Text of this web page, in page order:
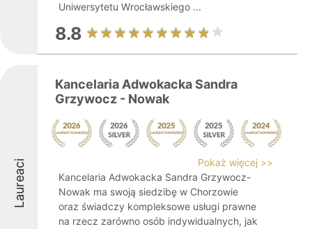
Uniwersytetu Wrocławskiego ...
8.8
Laureaci
Kancelaria Adwokacka Sandra
Grzywocz - Nowak
Pokaż więcej >>
Kancelaria Adwokacka Sandra Grzywocz-
Nowak ma swoją siedzibę w Chorzowie
oraz świadczy kompleksowe usługi prawne
na rzecz zarówno osób indywidualnych, jak